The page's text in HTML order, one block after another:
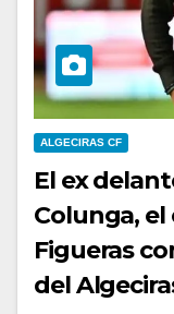
ALGECIRAS CF
El ex
Colunga,
Figueras
del